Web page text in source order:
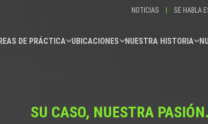
NOTICIAS | SE HABLA
DE PRÁCTICA UBICACIONES NUESTRA HISTORIA
SU CASO, NUESTRA PASIÓN.